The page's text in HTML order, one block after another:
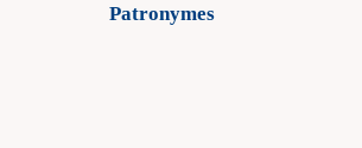
Patronymes